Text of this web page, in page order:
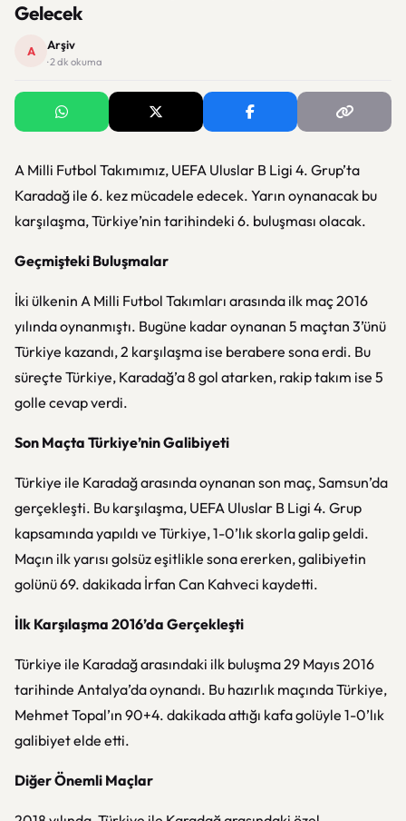
Gelecek
A Arşiv
· 2 dk okuma
A Milli Futbol Takımımız, UEFA Uluslar B Ligi 4. Grup’ta
Karadağ ile 6. kez mücadele edecek. Yarın oynanacak bu
karşılaşma, Türkiye’nin tarihindeki 6. buluşması olacak.
Geçmişteki Buluşmalar
İki ülkenin A Milli Futbol Takımları arasında ilk maç 2016
yılında oynanmıştı. Bugüne kadar oynanan 5 maçtan 3’ünü
Türkiye kazandı, 2 karşılaşma ise berabere sona erdi. Bu
süreçte Türkiye, Karadağ’a 8 gol atarken, rakip takım ise 5
golle cevap verdi.
Son Maçta Türkiye’nin Galibiyeti
Türkiye ile Karadağ arasında oynanan son maç, Samsun’da
gerçekleşti. Bu karşılaşma, UEFA Uluslar B Ligi 4. Grup
kapsamında yapıldı ve Türkiye, 1-0’lık skorla galip geldi.
Maçın ilk yarısı golsüz eşitlikle sona ererken, galibiyetin
golünü 69. dakikada İrfan Can Kahveci kaydetti.
İlk Karşılaşma 2016’da Gerçekleşti
Türkiye ile Karadağ arasındaki ilk buluşma 29 Mayıs 2016
tarihinde Antalya’da oynandı. Bu hazırlık maçında Türkiye,
Mehmet Topal’ın 90+4. dakikada attığı kafa golüyle 1-0’lık
galibiyet elde etti.
Diğer Önemli Maçlar